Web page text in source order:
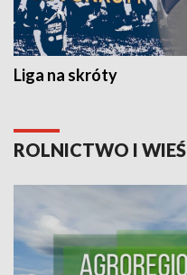
Liga na skróty
ROLNICTWO I WIEŚ